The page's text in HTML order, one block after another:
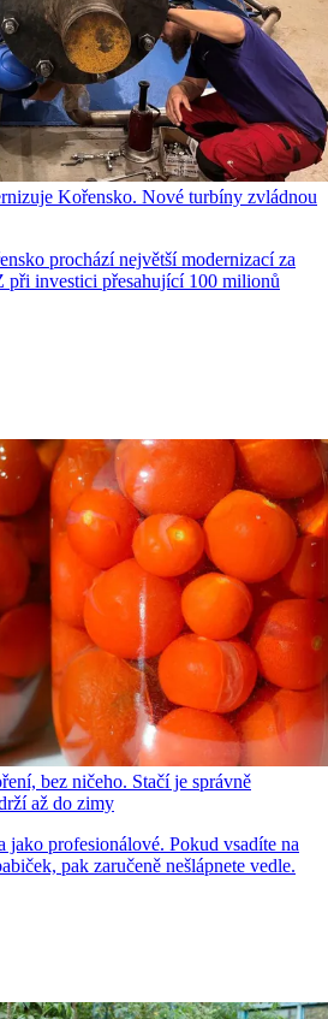
Kořensko. Nové turbíny zvládnou
prochází největší modernizací za
při investici přesahující 100 milionů
bez ničeho. Stačí je správně
až do zimy
jako profesionálové. Pokud vsadíte na
pak zaručeně nešlápnete vedle.